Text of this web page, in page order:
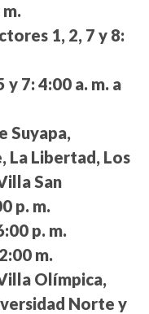
1, 2, 7 y 8:
y 7: 4:00 a. m. a
Suyapa,
La Libertad, Los
San
p. m.
p. m.
m.
Olímpica,
Norte y